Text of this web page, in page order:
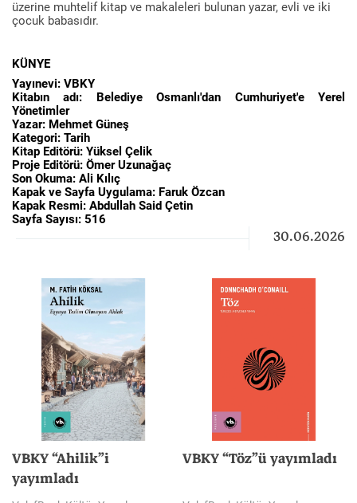
üzerine muhtelif kitap ve makaleleri bulunan yazar, evli ve iki
çocuk babasıdır.
KÜNYE
Yayınevi: VBKY
Kitabın adı: Belediye Osmanlı'dan Cumhuriyet'e Yerel
Yönetimler
Yazar: Mehmet Güneş
Kategori: Tarih
Kitap Editörü: Yüksel Çelik
Proje Editörü: Ömer Uzunağaç
Son Okuma: Ali Kılıç
Kapak ve Sayfa Uygulama: Faruk Özcan
Kapak Resmi: Abdullah Said Çetin
Sayfa Sayısı: 516
30.06.2026
VBKY “Ahilik”i
yayımladı
VBKY“Töz”üyayımladı